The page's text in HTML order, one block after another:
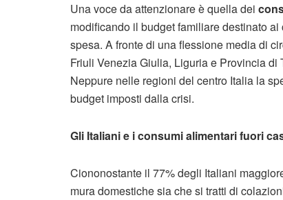
Una voce da attenzionare è quella dei
modificando il budget familiare destinato
spesa. A fronte di una flessione media di
Friuli Venezia Giulia, Liguria e Provincia
Neppure nelle regioni del centro Italia la
budget imposti dalla crisi.
Gli Italiani e i consumi alimentari fuori
Ciononostante il 77% degli Italiani
mura domestiche sia che si tratti di